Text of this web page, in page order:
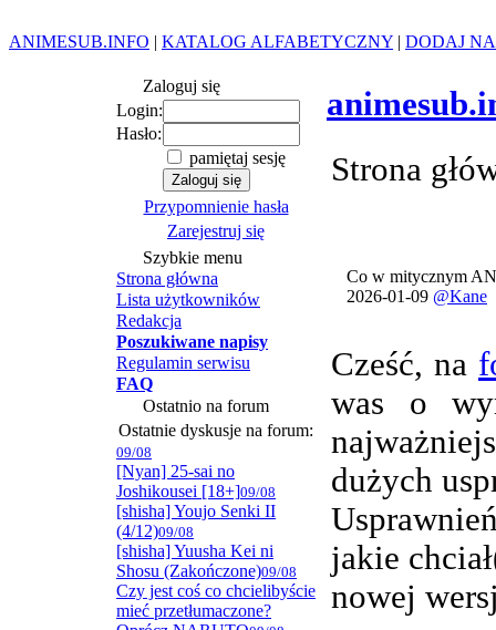
ANIMESUB.INFO | KATALOG ALFABETYCZNY | DODAJ
Zaloguj się
Login:
Hasło:
pamiętaj sesję
Przypomnienie hasła
Zarejestruj się
Szybkie menu
Strona główna
Lista użytkowników
Redakcja
Poszukiwane napisy
Regulamin serwisu
FAQ
Ostatnio na forum
Ostatnie dyskusje na forum:
09/08
[Nyan] 25-sai no
Joshikousei [18+]09/08
[shisha] Youjo Senki II
(4/12)09/08
[shisha] Yuusha Kei ni
Shosu (Zakończone)09/08
Czy jest coś co chcielibyście
mieć przetłumaczone?
Strona
Co w mitycznym
2026-01-09 @Kane
Cześć, na
was o
dużych
jakie
nowej